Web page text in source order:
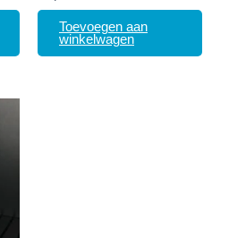
Toevoegen aan
winkelwagen